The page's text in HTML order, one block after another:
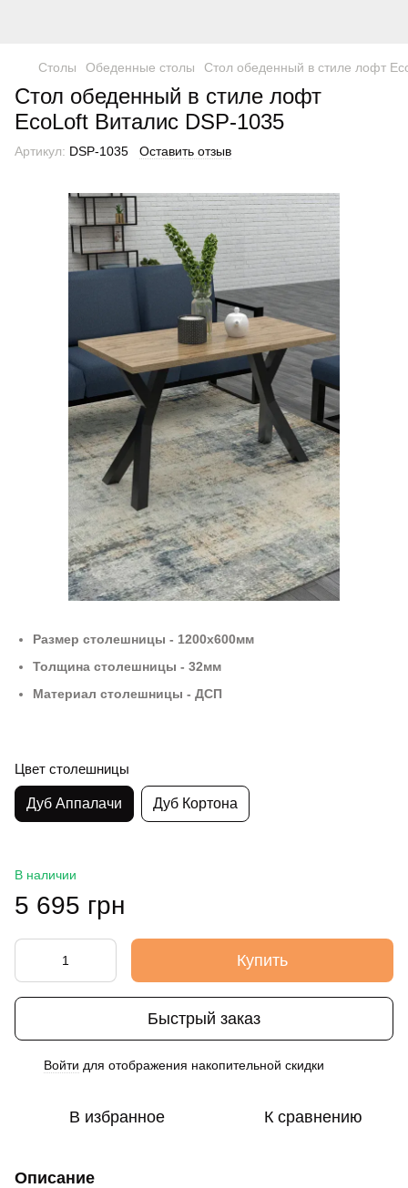
Столы Обеденные столы Стол обеденный в стиле лофт
Стол обеденный в стиле лофт
EcoLoft Виталис DSP-1035
Артикул: DSP-1035 Оставить отзыв
Размер столешницы - 1200х600мм
Толщина столешницы - 32мм
Материал столешницы - ДСП
Цвет столешницы
Дуб Аппалачи Дуб Кортона
В наличии
5 695 грн
Купить
Быстрый заказ
Войти для отображения накопительной скидки
В избранное К сравнению
Описание